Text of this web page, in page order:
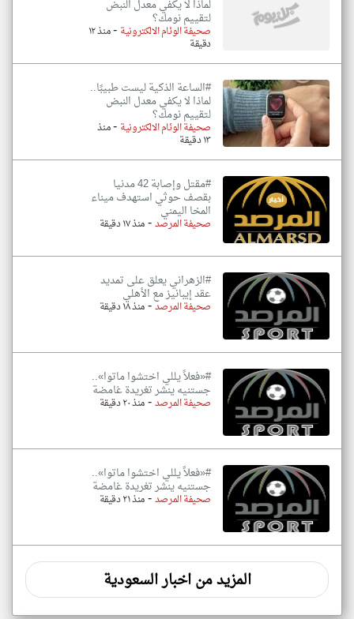
لماذا لا يكفي معدل النبض
لتقييم نومك؟
صحيفة الوئام الالكترونية - منذ ١٢
دقيقة
#الساعة الذكية ليست طبيبًا..
لماذا لا يكفي معدل النبض
لتقييم نومك؟
صحيفة الوئام الالكترونية -منذ
١٣ دقيقة
#مقتل وإصابة 42 مدنيا
بقصف حوثي استهدف ميناء
المخا اليمني
صحيفة المرصد-منذ ١٧ دقيقة
#الزهراني يعلق على تمديد
عقد إيبانيز مع الأهلي
صحيفة المرصد-منذ ١٨ دقيقة
#«فعلاً يللي اختشوا ماتوا»..
جستنيه ينشر تغريدة غامضة
صحيفة المرصد-منذ ٢٠ دقيقة
#«فعلاً يللي اختشوا ماتوا»..
جستنيه ينشر تغريدة غامضة
صحيفة المرصد-منذ ٢١ دقيقة
المزيد من اخبار السعودية